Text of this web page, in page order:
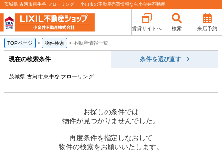
茨城県 古河市東牛谷 フローリング ｜小山市の不動産売買情報なら小金井不動産
賃貸サイトへ 検索 来店予約
TOPページ > 物件検索 > 不動産情報一覧
現在の検索条件 条件を選び直す
茨城県 古河市東牛谷 フローリング
お探しの条件では
物件が見つかりませんでした。
再度条件を指定しなおして
物件の検索をお願いいたします。